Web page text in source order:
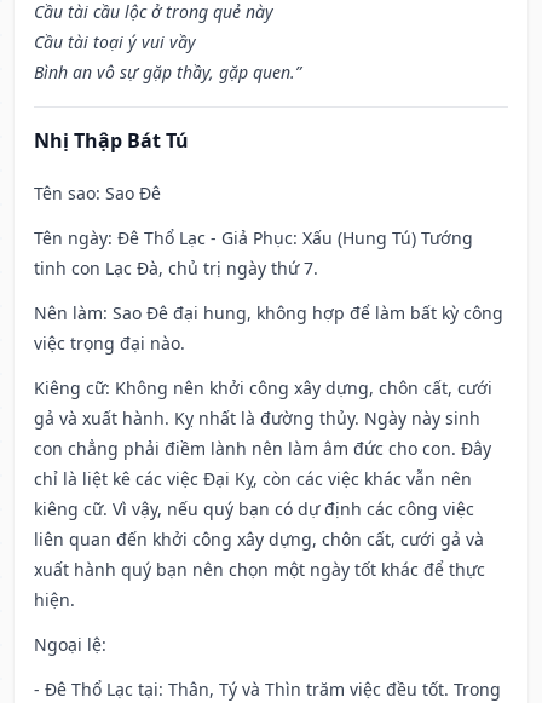
Cầu tài cầu lộc ở trong quẻ này
Cầu tài toại ý vui vầy
Bình an vô sự gặp thầy, gặp quen.”
Nhị Thập Bát Tú
Tên sao: Sao Đê
Tên ngày: Đê Thổ Lạc - Giả Phục: Xấu (Hung Tú) Tướng
tinh con Lạc Đà, chủ trị ngày thứ 7.
Nên làm: Sao Đê đại hung, không hợp để làm bất kỳ công
việc trọng đại nào.
Kiêng cữ: Không nên khởi công xây dựng, chôn cất, cưới
gả và xuất hành. Kỵ nhất là đường thủy. Ngày này sinh
con chẳng phải điềm lành nên làm âm đức cho con. Đây
chỉ là liệt kê các việc Đại Kỵ, còn các việc khác vẫn nên
kiêng cữ. Vì vậy, nếu quý bạn có dự định các công việc
liên quan đến khởi công xây dựng, chôn cất, cưới gả và
xuất hành quý bạn nên chọn một ngày tốt khác để thực
hiện.
Ngoại lệ:
- Đê Thổ Lạc tại: Thân, Tý và Thìn trăm việc đều tốt. Trong